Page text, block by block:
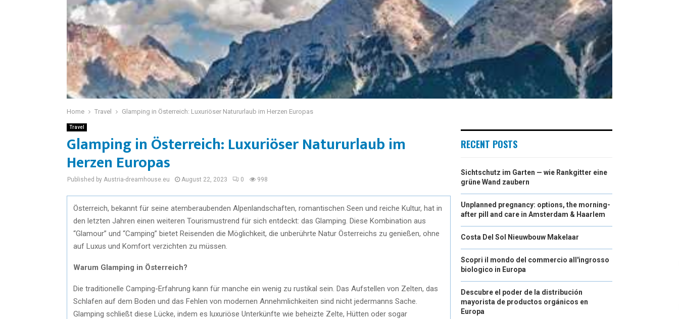
Home Travel Glamping in Österreich: Luxuriöser Natururlaub im Herzen Europas
Travel
Glamping in Österreich: Luxuriöser Natururlaub im
Herzen Europas
Published by Austria-dreamhouse.eu August 22, 2023 0 998
Österreich, bekannt für seine atemberaubenden Alpenlandschaften, romantischen Seen und reiche Kultur, hat in
den letzten Jahren einen weiteren Tourismustrend für sich entdeckt: das Glamping. Diese Kombination aus
“Glamour” und “Camping” bietet Reisenden die Möglichkeit, die unberührte Natur Österreichs zu genießen, ohne
auf Luxus und Komfort verzichten zu müssen.
Warum Glamping in Österreich?
Die traditionelle Camping-Erfahrung kann für manche ein wenig zu rustikal sein. Das Aufstellen von Zelten, das
Schlafen auf dem Boden und das Fehlen von modernen Annehmlichkeiten sind nicht jedermanns Sache.
Glamping schließt diese Lücke, indem es luxuriöse Unterkünfte wie beheizte Zelte, Hütten oder sogar
RECENT POSTS
Sichtschutz im Garten — wie Rankgitter eine
grüne Wand zaubern
Unplanned pregnancy: options, the morning-
after pill and care in Amsterdam & Haarlem
Costa Del Sol Nieuwbouw Makelaar
Scopri il mondo del commercio all'ingrosso
biologico in Europa
Descubre el poder de la distribución
mayorista de productos orgánicos en
Europa